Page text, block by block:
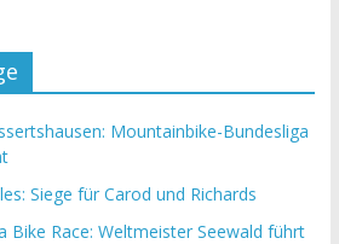
Mountainbike-Bundesliga
Siege für Carod und Richards
Bike Race: Weltmeister Seewald führt